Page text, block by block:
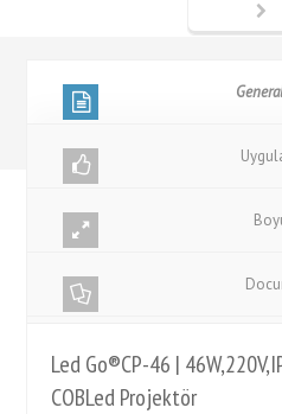
Led Go®CP-46 |
COBLed Projektör